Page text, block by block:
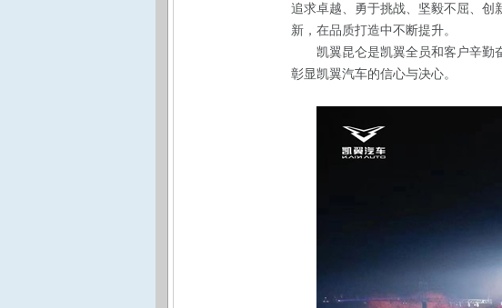
追求卓越、勇于挑战、坚毅不屈、创
新，在品质打造中不断提升。
凯翼昆仑是凯翼全员和客户辛勤
彰显凯翼汽车的信心与决心。